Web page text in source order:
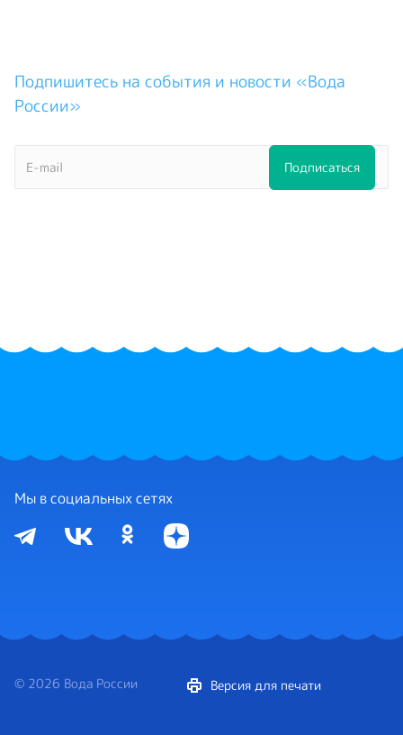
Подпишитесь на события и новости «Вода
России»
Мы в социальных сетях
© 2026 Вода России Версия для печати